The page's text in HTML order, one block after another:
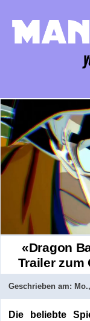
«Dragon
Trailer zum
Geschrieben am:
Die beliebte